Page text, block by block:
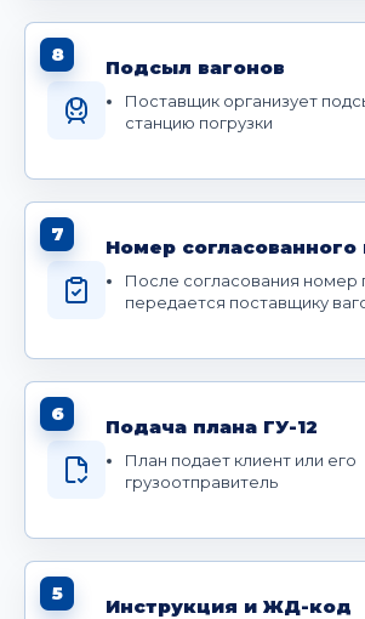
8
Подсыл вагонов
Поставщик организует
станцию погрузки
7
Номер согласованного
После согласования номер
передается поставщику
6
Подача плана ГУ-12
План подает клиент или его
грузоотправитель
5
Инструкция и ЖД-код